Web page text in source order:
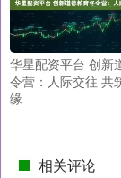
华星配资平台 创新
令营：人际交往 共
缘
相关评论